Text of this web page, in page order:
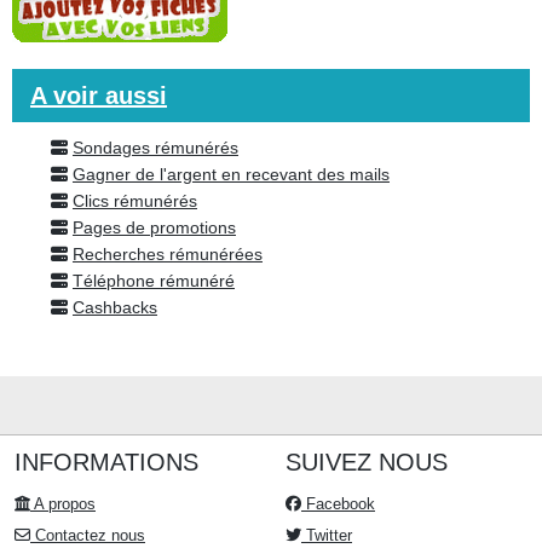
A voir aussi
Sondages rémunérés
Gagner de l'argent en recevant des mails
Clics rémunérés
Pages de promotions
Recherches rémunérées
Téléphone rémunéré
Cashbacks
INFORMATIONS
A propos
Contactez nous
SUIVEZ NOUS
Facebook
Twitter